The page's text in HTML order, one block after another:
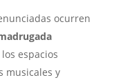
ocurren
espacios
musicales y